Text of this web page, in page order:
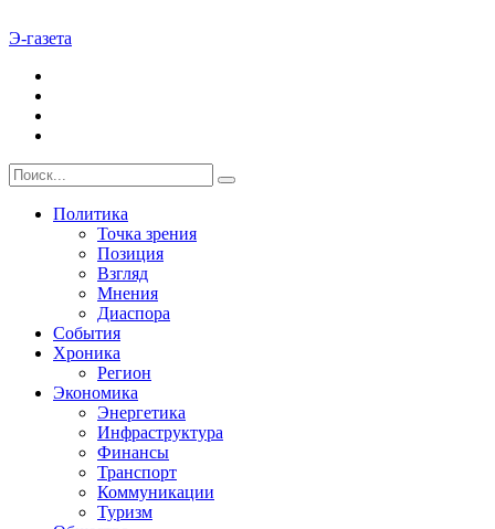
Э-газета
Политика
Точка зрения
Позиция
Взгляд
Мнения
Диаспора
События
Хроника
Регион
Экономика
Энергетика
Инфраструктура
Финансы
Транспорт
Коммуникации
Туризм